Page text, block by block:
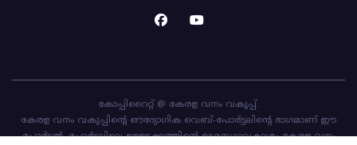
കോപ്പിറൈറ്റ് @ കേരള വനം വകുപ്പ്.
കേരള വനം വകുപ്പിന്റെ ഔദ്യോഗിക വെബ്-പോർട്ടലിന്റെ ഭാഗമാണ് ഈ
പോർട്ടൽ. പോർട്ടലിലെ ഉള്ളടക്കത്തിന്റെ ഉടമസ്ഥാവകാശം കേരള വനം